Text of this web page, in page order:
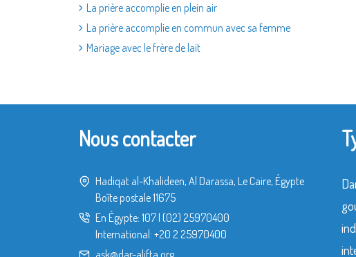
La prière accomplie en plein air
La prière accomplie en commun avec sa femme
Mariage avec le frère de lait
Nous contacter
Hadiqat al-Khalideen, Al Darassa, Le Caire, Égypte
Boîte postale 11675
En Égypte: 107 (02) 25970400
International: +20 2 25970400
ask@dar-alifta.org